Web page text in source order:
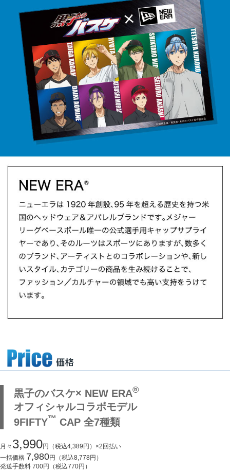
黒子のバスケ× NEW ERA®
オフィシャルコラボモデル
9FIFTY™ CAP 全7種類
月々 3,990円（税込4,389円）×2回払い
一括価格 7,980円（税込8,778円）
発送手数料 700円（税込770円）